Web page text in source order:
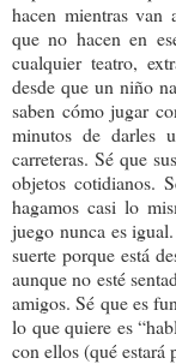
hacen mientras van
que no hacen en
cualquier teatro,
desde que un niño
saben cómo jugar
minutos de darles
carreteras. Sé que
objetos cotidianos.
hagamos casi lo
juego nunca es
suerte porque está
aunque no esté
amigos. Sé que es
lo que quiere es
con ellos (qué estará